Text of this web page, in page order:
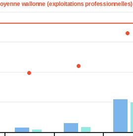
wallonne (exploitations professionnelles)